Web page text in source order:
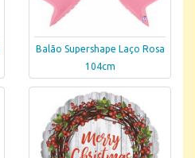
Balão Supershape Laço Rosa
104cm